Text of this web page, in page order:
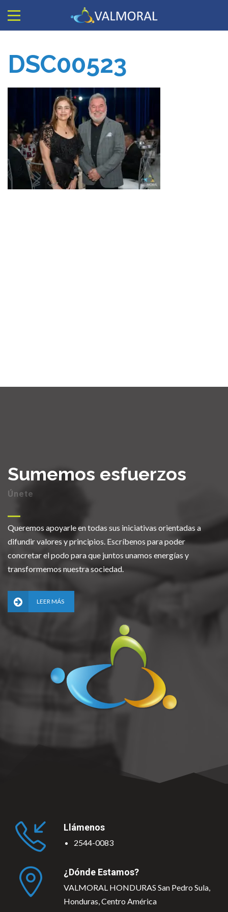
DSC00523
Sumemos esfuerzos
Únete
Queremos apoyarle en todas sus iniciativas orientadas a
difundir valores y principios. Escríbenos para poder
concretar el podo para que juntos unamos energías y
transformemos nuestra sociedad.
LEER MÁS
Llámenos
2544-0083
¿Dónde Estamos?
VALMORAL HONDURAS San Pedro Sula,
Honduras, Centro América